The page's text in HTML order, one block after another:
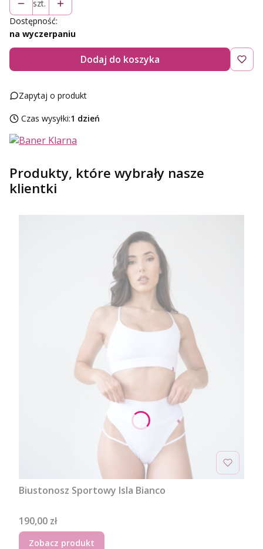
szt.
Dostępność:
na wyczerpaniu
Dodaj do koszyka
Zapytaj o produkt
Czas wysyłki:1 dzień
Produkty, które wybrały nasze
klientki
Biustonosz Sportowy Isla Bianco
Cena
190,00 zł
Zobacz produkt